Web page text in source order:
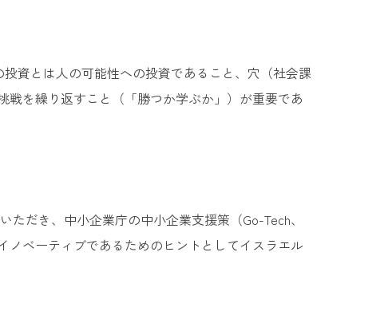
資とは人の可能性への投資であること、穴（社会課
を繰り返すこと（「勝つか学ぶか」）が重要であ
だき、中小企業庁の中小企業支援策（Go-Tech、
ベーティブであるためのヒントとしてイスラエル